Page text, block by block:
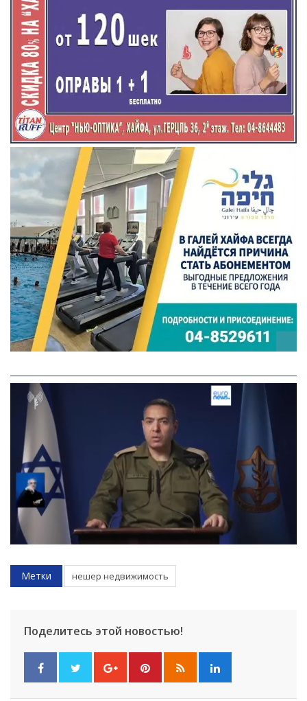
Метки нешер недвижимость
Поделитесь этой новостью!